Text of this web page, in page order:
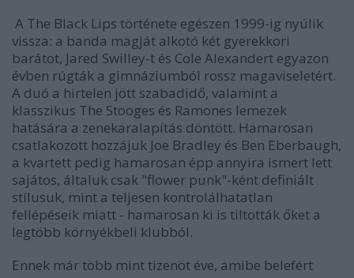
A The Black Lips története egészen 1999-ig nyúlik
vissza: a banda magját alkotó két gyerekkori
barátot, Jared Swilley-t és Cole Alexandert egyazon
évben rúgták a gimnáziumból rossz magaviseletért.
A duó a hirtelen jött szabadidő, valamint a
klasszikus The Stooges és Ramones lemezek
hatására a zenekaralapítás döntött. Hamarosan
csatlakozott hozzájuk Joe Bradley és Ben Eberbaugh,
a kvartett pedig hamarosan épp annyira ismert lett
sajátos, általuk csak "flower punk"-ként definiált
stílusuk, mint a teljesen kontrolálhatatlan
fellépéseik miatt - hamarosan ki is tiltották őket a
legtöbb környékbeli klubból.
Ennek már több mint tizenöt éve, amibe belefért